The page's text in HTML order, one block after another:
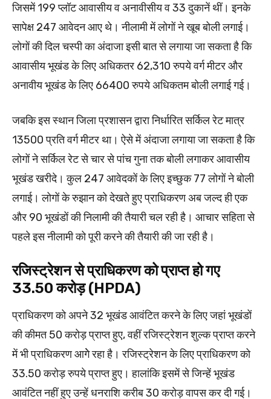
जिसमें 199 प्लॉट आवासीय व अनावीसीय व 33 दुकानें थीं। इनके
सापेक्ष 247 आवेदन आए थे। नीलामी में लोगों ने खूब बोली लगाई।
लोगों की दिल चस्पी का अंदाजा इसी बात से लगाया जा सकता है कि
आवासीय भूखंड के लिए अधिकतर 62,310 रुपये वर्ग मीटर और
अनावीय भूखंड के लिए 66400 रुपये अधिकतम बोली लगाई गई।
जबकि इस स्थान जिला प्रशासन द्वारा निर्धारित सर्किल रेट मात्र
13500 प्रति वर्ग मीटर था। ऐसे में अंदाजा लगाया जा सकता है कि
लोगों ने सर्किल रेट से चार से पांच गुना तक बोली लगाकर आवासीय
भूखंड खरीदे। कुल 247 आवेदकों के लिए इच्छुक 77 लोगों ने बोली
लगाई। लोगों के रुझान को देखते हुए प्राधिकरण अब जल्द ही एक
और 90 भूखंडों की निलामी की तैयारी चल रही है। आचार सहिता से
पहले इस नीलामी को पूरी करने की तैयारी की जा रही है।
रजिस्ट्रेशन से प्राधिकरण को प्राप्त हो गए
33.50 करोड़ (HPDA)
प्राधिकरण को अपने 32 भूखंड आवंटित करने के लिए जहां भूखंडों
की कीमत 50 करोड़ प्राप्त हुए, वहीं रजिस्ट्रेशन शुल्क प्राप्त करने
में भी प्राधिकरण आगेे रहा है। रजिस्ट्रेशन के लिए प्राधिकरण को
33.50 करोड़ रुपये प्राप्त हुए। हालांकि इसमें से जिन्हें भूखंड
आवंटित नहीं हुए उन्हें धनराशि करीब 30 करोड़ वापस कर दी गई।